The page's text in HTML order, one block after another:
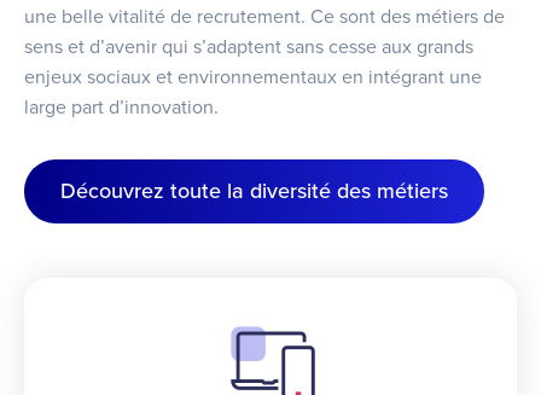
une belle vitalité de recrutement. Ce sont des métiers de
sens et d’avenir qui s’adaptent sans cesse aux grands
enjeux sociaux et environnementaux en intégrant une
large part d’innovation.
Découvrez toute la diversité des métiers